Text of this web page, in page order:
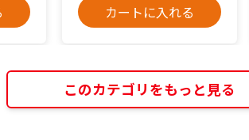
カートに入れる
このカテゴリをもっと見る